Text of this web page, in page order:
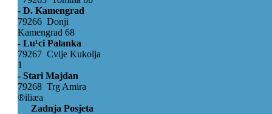
- D. Kamengrad
79266 Donji
Kamengrad 68
- Lu¹ci Palanka
79267 Cvije Kukolja
1
- Stari Majdan
79268 Trg Amira
®iliæa
Zadnja Posjeta